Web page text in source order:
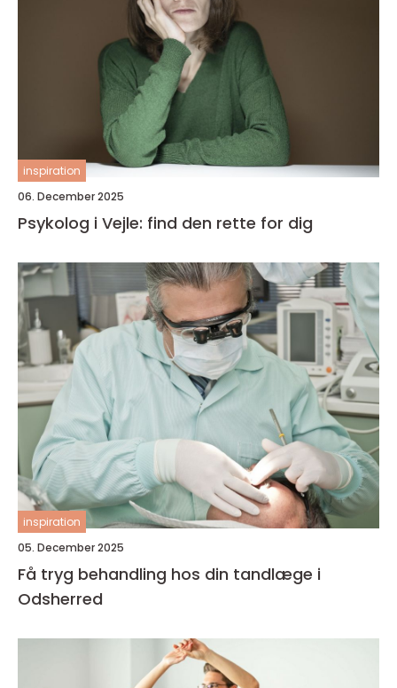
inspiration
06. December 2025
Psykolog i Vejle: find den rette for dig
inspiration
05. December 2025
Få tryg behandling hos din tandlæge i
Odsherred